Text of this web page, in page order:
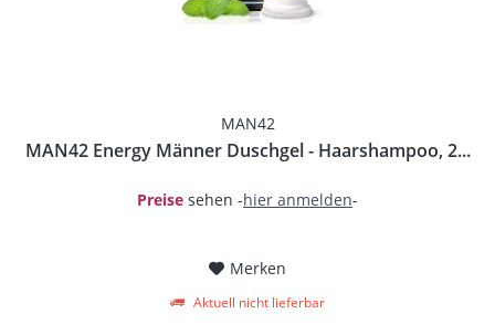
MAN42
MAN42 Energy Männer Duschgel - Haarshampoo, 2...
Preise sehen -hier anmelden-
Merken
Aktuell nicht lieferbar